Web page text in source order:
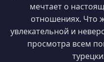
мечтает о
отношениях. Что
увлекательной и
просмотра всем